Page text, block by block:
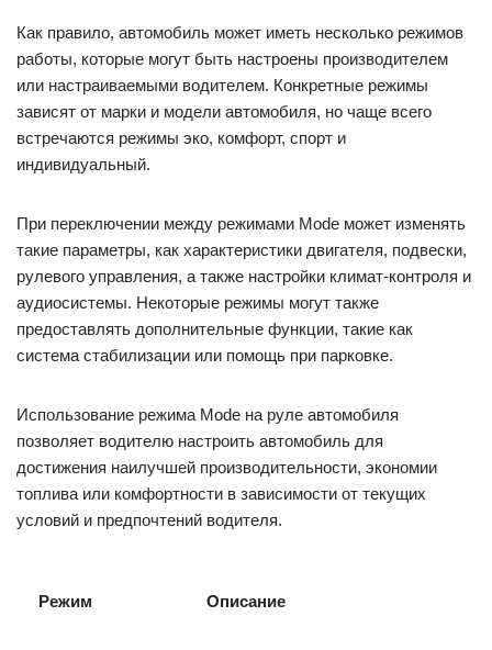
Как правило, автомобиль может иметь несколько режимов
работы, которые могут быть настроены производителем
или настраиваемыми водителем. Конкретные режимы
зависят от марки и модели автомобиля, но чаще всего
встречаются режимы эко, комфорт, спорт и
индивидуальный.
При переключении между режимами Mode может изменять
такие параметры, как характеристики двигателя, подвески,
рулевого управления, а также настройки климат-контроля и
аудиосистемы. Некоторые режимы могут также
предоставлять дополнительные функции, такие как
система стабилизации или помощь при парковке.
Использование режима Mode на руле автомобиля
позволяет водителю настроить автомобиль для
достижения наилучшей производительности, экономии
топлива или комфортности в зависимости от текущих
условий и предпочтений водителя.
Режим Описание